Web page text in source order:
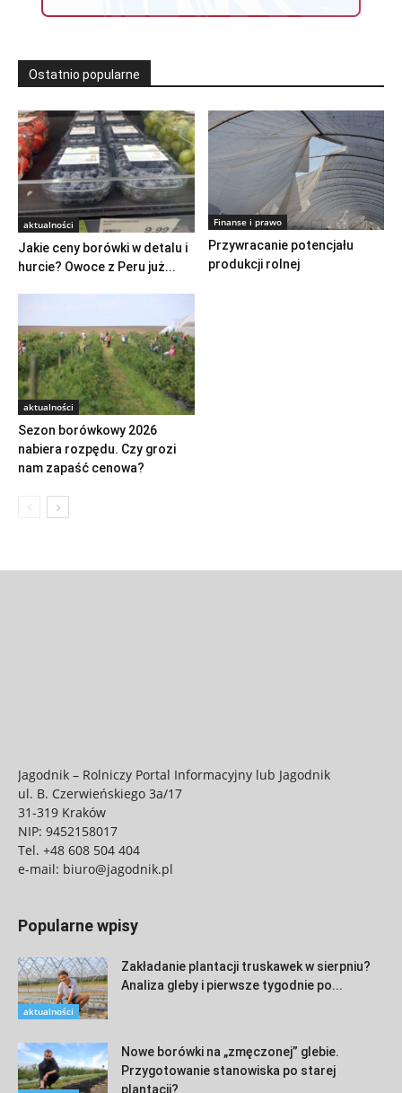
Ostatnio popularne
aktualności
Jakie ceny borówki w detalu i
hurcie? Owoce z Peru już...
Finanse i prawo
Przywracanie potencjału
produkcji rolnej
aktualności
Sezon borówkowy 2026
nabiera rozpędu. Czy grozi
nam zapaść cenowa?
Jagodnik – Rolniczy Portal Informacyjny lub Jagodnik
ul. B. Czerwieńskiego 3a/17
31-319 Kraków
NIP: 9452158017
Tel. +48 608 504 404
e-mail: biuro@jagodnik.pl
Popularne wpisy
aktualności
Zakładanie plantacji truskawek w sierpniu?
Analiza gleby i pierwsze tygodnie po...
Nowe borówki na „zmęczonej” glebie.
Przygotowanie stanowiska po starej
plantacji?